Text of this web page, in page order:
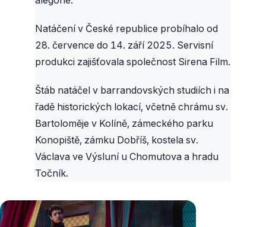
Natáčení v České republice probíhalo od
28. července do 14. září 2025. Servisní
produkci zajišťovala společnost Sirena Film.
Štáb natáčel v barrandovských studiích i na
řadě historických lokací, včetně chrámu sv.
Bartoloměje v Kolíně, zámeckého parku
Konopiště, zámku Dobříš, kostela sv.
Václava ve Výsluní u Chomutova a hradu
Točník.